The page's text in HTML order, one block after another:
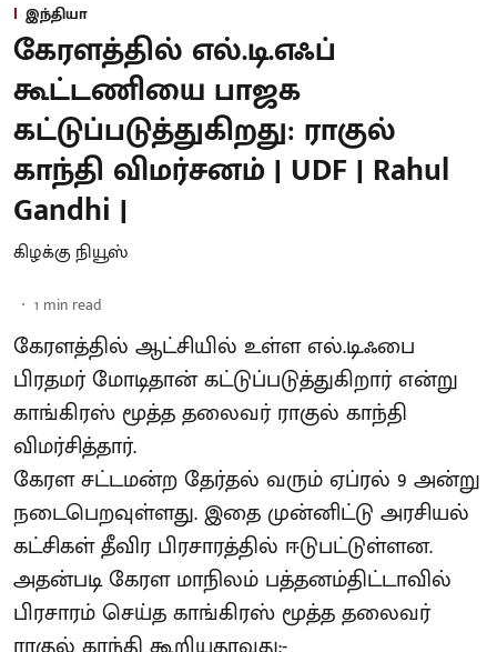
இந்தியா
கேரளத்தில் எல்.டி.எஃப்
கூட்டணியை பாஜக
கட்டுப்படுத்துகிறது: ராகுல்
காந்தி விமர்சனம் | UDF | Rahul
Gandhi |
கிழக்கு நியூஸ்
1 min read
கேரளத்தில் ஆட்சியில் உள்ள எல்.டி.ஃபை
பிரதமர் மோடிதான் கட்டுப்படுத்துகிறார் என்று
காங்கிரஸ் மூத்த தலைவர் ராகுல் காந்தி
விமர்சித்தார்.
கேரள சட்டமன்ற தேர்தல் வரும் ஏப்ரல் 9 அன்று
நடைபெறவுள்ளது. இதை முன்னிட்டு அரசியல்
கட்சிகள் தீவிர பிரசாரத்தில் ஈடுபட்டுள்ளன.
அதன்படி கேரள மாநிலம் பத்தனம்திட்டாவில்
பிரசாரம் செய்த காங்கிரஸ் மூத்த தலைவர்